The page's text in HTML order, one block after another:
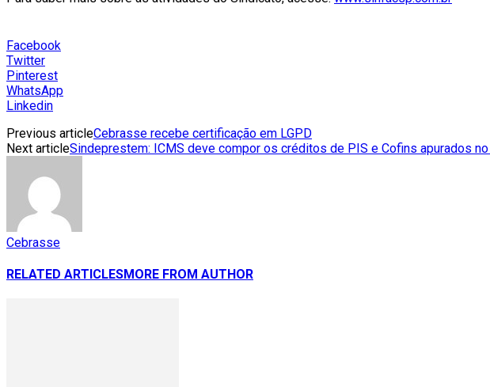
Facebook
Twitter
Pinterest
WhatsApp
Linkedin
Previous articleCebrasse recebe certificação em LGPD
Next articleSindeprestem: ICMS deve compor os créditos de PIS e Cofins apurados
Cebrasse
RELATED ARTICLESMORE FROM AUTHOR